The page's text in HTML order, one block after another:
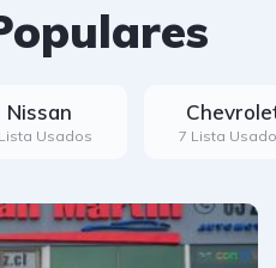
Nissan
Usados 7 Lista